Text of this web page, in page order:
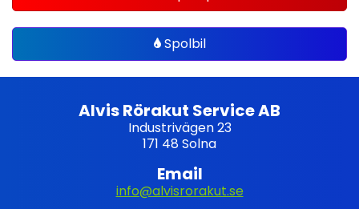
Spolbil
Alvis Rörakut Service AB
Industrivägen 23
171 48 Solna
Email
info@alvisrorakut.se